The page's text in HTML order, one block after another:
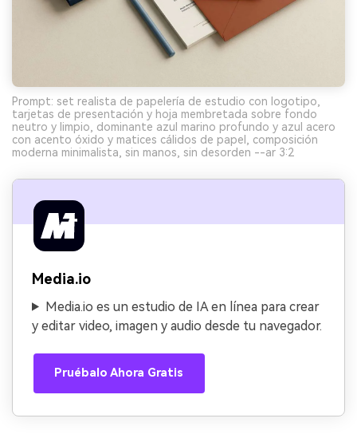
Prompt: set realista de papelería de estudio con logotipo,
tarjetas de presentación y hoja membretada sobre fondo
neutro y limpio, dominante azul marino profundo y azul acero
con acento óxido y matices cálidos de papel, composición
moderna minimalista, sin manos, sin desorden --ar 3:2
Media.io
Media.io es un estudio de IA en línea para crear
y editar video, imagen y audio desde tu navegador.
Pruébalo Ahora Gratis